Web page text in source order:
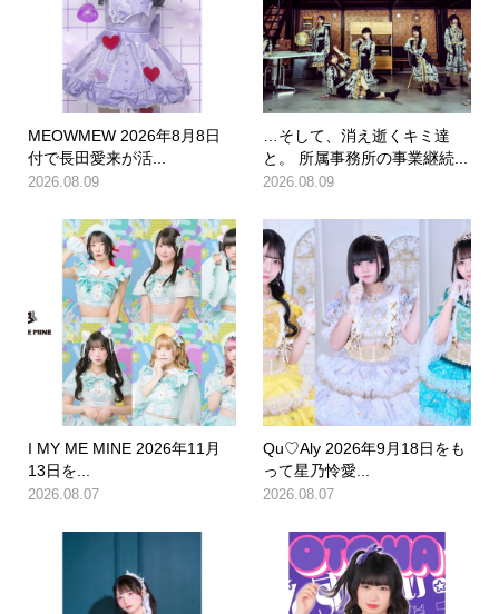
MEOWMEW 2026年8月8日
付で長田愛来が活...
2026.08.09
…そして、消え逝くキミ達
と。 所属事務所の事業継続...
2026.08.09
I MY ME MINE 2026年11月
13日を...
2026.08.07
Qu♡Aly 2026年9月18日をも
って星乃怜愛...
2026.08.07